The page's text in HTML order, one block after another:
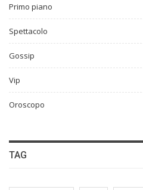
Primo piano
Spettacolo
Gossip
Vip
Oroscopo
TAG